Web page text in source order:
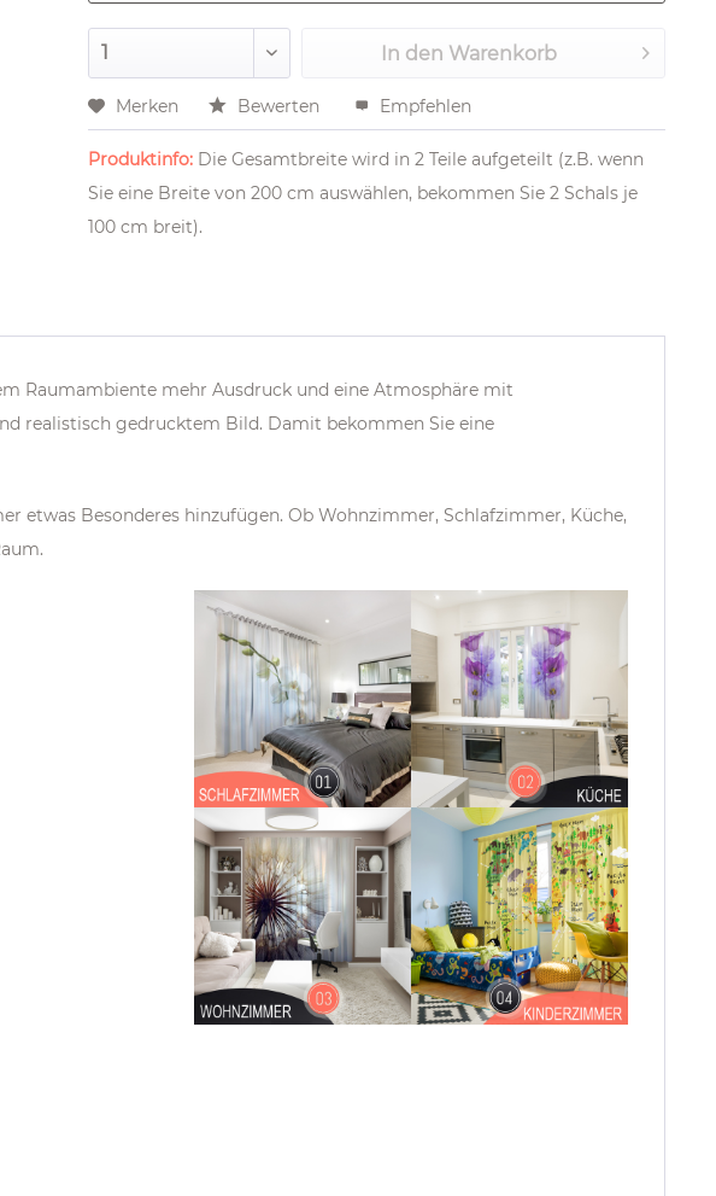
In den Warenkorb
Merken Bewerten Empfehlen
Produktinfo: Die Gesamtbreite wird in 2 Teile aufgeteilt (z.B. wenn
Sie eine Breite von 200 cm auswählen, bekommen Sie 2 Schals je
100 cm breit).
Raumambiente mehr Ausdruck und eine Atmosphäre mit
realistisch gedrucktem Bild. Damit bekommen Sie eine
etwas Besonderes hinzufügen. Ob Wohnzimmer, Schlafzimmer, Küche,